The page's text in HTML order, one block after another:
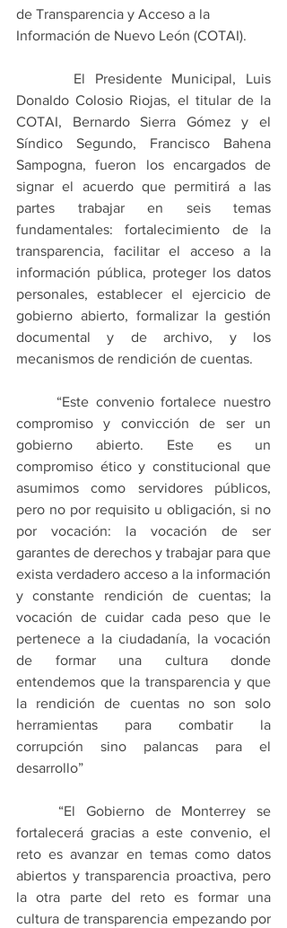
de Transparencia y Acceso a la
Información de Nuevo León (COTAI).
Donaldo Colosio Riojas, el titular de la
COTAI, Bernardo Sierra Gómez y el
Síndico Segundo, Francisco Bahena
Sampogna, fueron los encargados de
signar el acuerdo que permitirá a las
partes trabajar en seis temas
fundamentales: fortalecimiento de la
transparencia, facilitar el acceso a la
información pública, proteger los datos
personales, establecer el ejercicio de
gobierno abierto, formalizar la gestión
documental y de archivo, y los
mecanismos de rendición de cuentas.
compromiso y convicción de ser un
gobierno abierto. Este es un
compromiso ético y constitucional que
asumimos como servidores públicos,
pero no por requisito u obligación, si no
por vocación: la vocación de ser
garantes de derechos y trabajar para que
exista verdadero acceso a la información
y constante rendición de cuentas; la
vocación de cuidar cada peso que le
pertenece a la ciudadanía, la vocación
de formar una cultura donde
entendemos que la transparencia y que
la rendición de cuentas no son solo
herramientas para combatir la
corrupción sino palancas para el
desarrollo”
fortalecerá gracias a este convenio, el
reto es avanzar en temas como datos
abiertos y transparencia proactiva, pero
la otra parte del reto es formar una
cultura de transparencia empezando por